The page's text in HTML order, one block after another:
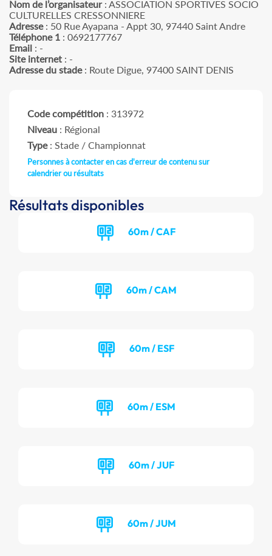
Nom de l’organisateur: ASSOCIATION SPORTIVES SOCIO
CULTURELLES CRESSONNIERE
Adresse: 50 Rue Ayapana - Appt 30, 97440 Saint Andre
Téléphone 1 : 0692177767
Email : -
Site internet : -
Adresse du stade: Route Digue, 97400 SAINT DENIS
Code compétition : 313972
Niveau : Régional
Type: Stade / Championnat
Personnes à contacter en cas d'erreur de contenu sur
calendrier ou résultats
Résultats disponibles
60m / CAF
60m / CAM
60m / ESF
60m / ESM
60m / JUF
60m / JUM